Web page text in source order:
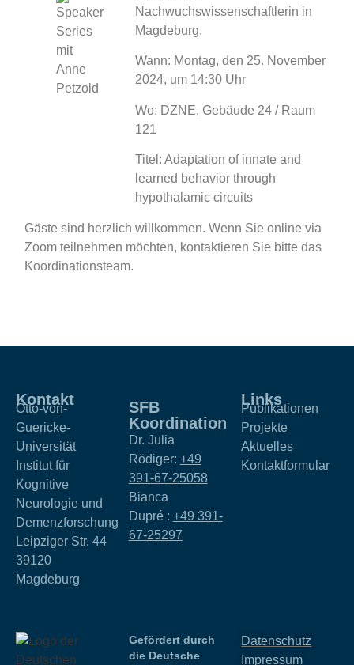
Nachwuchswissenschaftlerin in
Magdeburg.
Wann: Montag, den 25. November
2024, um 14:30 Uhr
Wo: DZNE, Gebäude 24 / Raum
121
Titel: Adaptation of innate and
learned behavior through
hypothalamic circuits
Gäste sind herzlich willkommen. Wenn Sie online via
Zoom teilnehmen möchten, kontaktieren Sie bitte das
Koordinationsteam.
Kontakt
Otto-von-
Guericke-
Universität
Institut für
Kognitive
Neurologie und
Demenzforschung
Leipziger Str. 44
39120
Magdeburg
SFB
Koordination
Dr. Julia
Rödiger: +49
391-67-25058
Bianca
Dupré : +49 391-
67-25297
Links
Publikationen
Projekte
Aktuelles
Kontaktformular
Gefördert durch
die Deutsche
Datenschutz
Impressum